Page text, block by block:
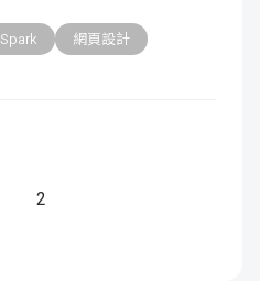
Spark 網頁設計
2